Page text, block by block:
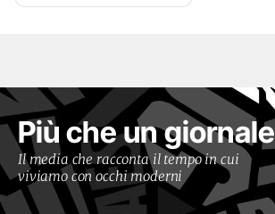
Più che un giornale
Il media che racconta il tempo in cui
viviamo con occhi moderni